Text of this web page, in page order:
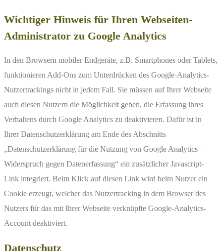
Wichtiger Hinweis für Ihren Webseiten-
Administrator zu Google Analytics
In den Browsern mobiler Endgeräte, z.B. Smartphones oder Tablets,
funktionieren Add-Ons zum Unterdrücken des Google-Analytics-
Nutzertrackings nicht in jedem Fall. Sie müssen auf Ihrer Webseite
auch diesen Nutzern die Möglichkeit geben, die Erfassung ihres
Verhaltens durch Google Analytics zu deaktivieren. Dafür ist in
Ihrer Datenschutzerklärung am Ende des Abschnitts
„Datenschutzerklärung für die Nutzung von Google Analytics –
Widerspruch gegen Datenerfassung“ ein zusätzlicher Javascript-
Link integriert. Beim Klick auf diesen Link wird beim Nutzer ein
Cookie erzeugt, welcher das Nutzertracking in dem Browser des
Nutzers für das mit Ihrer Webseite verknüpfte Google-Analytics-
Account deaktiviert.
Datenschutz